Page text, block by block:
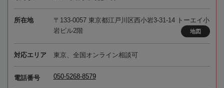
所在地
〒133-0057 東京都江戸川区西小岩3-31-14 トーエイ小
岩ビル2階
地図
対応エリア 東京、全国オンライン相談可
電話番号 050-5268-8579